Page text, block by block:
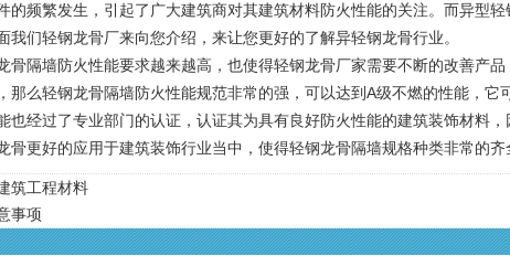
频繁发生，引起了广大建筑商对其建筑材料防火性能的关注。而异型
我们轻钢龙骨厂来向您介绍，来让您更好的了解异轻钢龙骨行业。
隔墙防火性能要求越来越高，也使得轻钢龙骨厂家需要不断的改善产
那么轻钢龙骨隔墙防火性能规范非常的强，可以达到A级不燃的性能，它
过了专业部门的认证，认证其为具有良好防火性能的建筑装饰材料，
好的应用于建筑装饰行业当中，使得轻钢龙骨隔墙规格种类非常的齐
筑工程材料
事项